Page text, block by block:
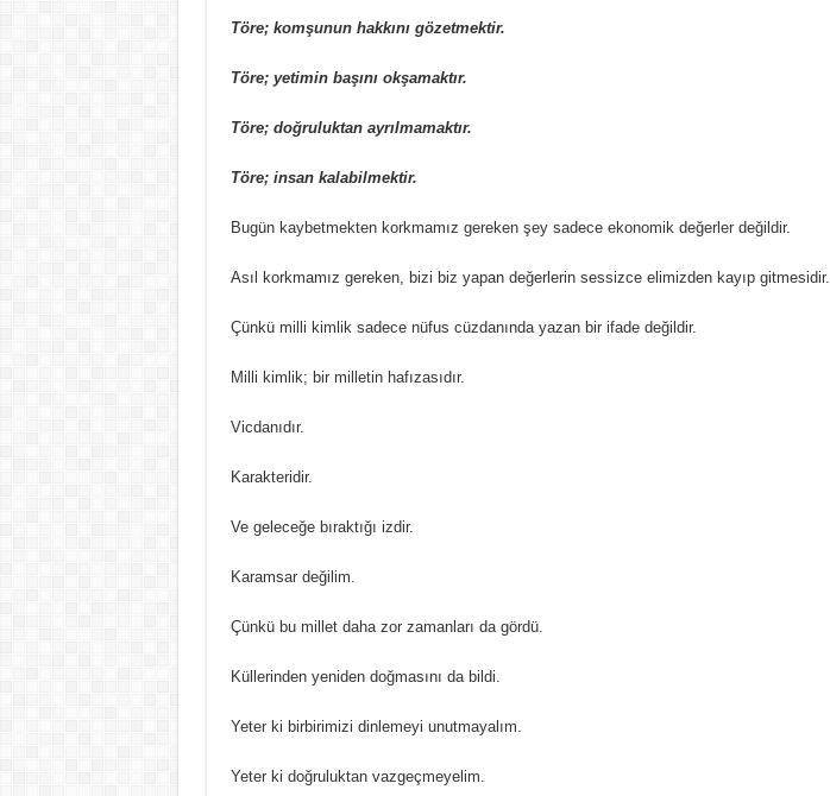
Töre; komşunun hakkını gözetmektir.
Töre; yetimin başını okşamaktır.
Töre; doğruluktan ayrılmamaktır.
Töre; insan kalabilmektir.
Bugün kaybetmekten korkmamız gereken şey sadece ekonomik değerler değildir.
Asıl korkmamız gereken, bizi biz yapan değerlerin sessizce elimizden kayıp gitmesidir.
Çünkü milli kimlik sadece nüfus cüzdanında yazan bir ifade değildir.
Milli kimlik; bir milletin hafızasıdır.
Vicdanıdır.
Karakteridir.
Ve geleceğe bıraktığı izdir.
Karamsar değilim.
Çünkü bu millet daha zor zamanları da gördü.
Küllerinden yeniden doğmasını da bildi.
Yeter ki birbirimizi dinlemeyi unutmayalım.
Yeter ki doğruluktan vazgeçmeyelim.